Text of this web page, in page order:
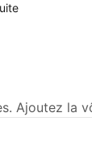
Ajoutez la